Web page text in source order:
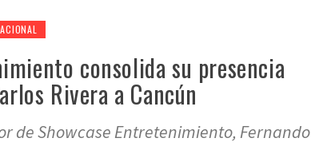
consolida su presencia
Rivera a Cancún
de Showcase Entretenimiento, Fernando